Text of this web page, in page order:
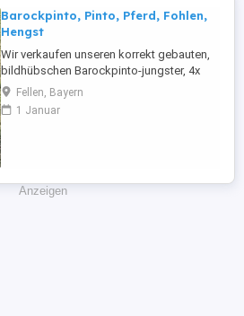
Barockpinto, Pinto, Pferd, Fohlen,
Hengst
Wir verkaufen unseren korrekt gebauten,
bildhübschen Barockpinto-jungster, 4x
hoch weiß, mit kräftigem Röhrbein, hoher
Aufrichtung und massiver Halsung. Kein
Verkauf an: Händler, Reitschulen oder
Fellen, Bayern
1 Januar
Anzeigen